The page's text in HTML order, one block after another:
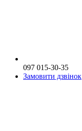
097 015-30-35
Замовити дзвінок